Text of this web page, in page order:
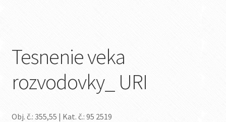
Tesnenie veka
rozvodovky_ URI
Obj. č.: 355,55 | Kat. č.: 95 2519